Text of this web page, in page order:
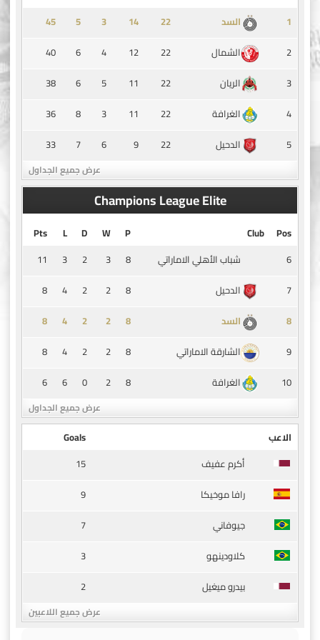
1
السد ‏22
14
3
5
45
2
الشمال 22
12
4
6
40
3
الريان 22
11
5
6
38
4
الغرافة 22
11
3
8
36
5
الدحيل 22
9
6
7
33
عرض جميع الجداول
Champions League Elite
Pos
Club
P
W
D
L
Pts
6
شباب الأهلي الاماراتي 8
3
2
3
11
7
الدحيل 8
2
2
4
8
8
السد 8
2
2
4
8
9
الشارقة الاماراتي 8
2
2
4
8
10
الغرافة 8
2
0
6
6
عرض جميع الجداول
الاعب
Goals
أكرم عفيف
15
رافا موخيكا
9
جيوفاني
7
كلاودينهو
3
بيدرو ميغيل
2
عرض جميع اللاعبين